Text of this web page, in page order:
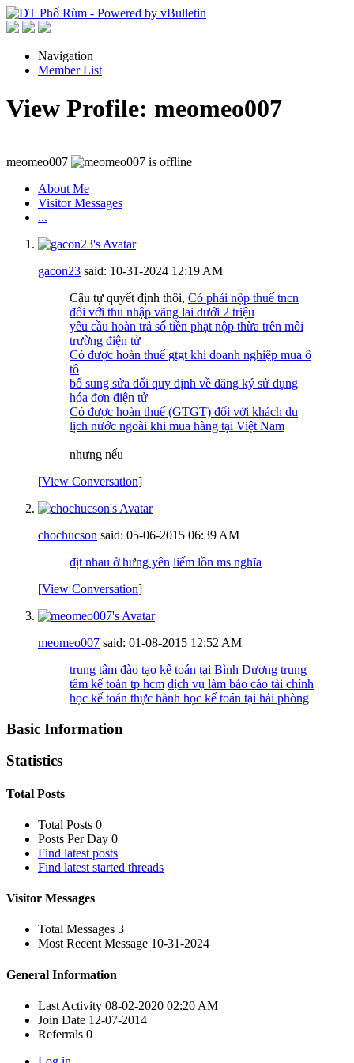
Navigation
Member List
View Profile: meomeo007
meomeo007
About Me
Visitor Messages
...
gacon23 said: 10-31-2024 12:19 AM
Cậu tự quyết định thôi, Có phải nộp thuế tncn
đối với thu nhập vãng lai dưới 2 triệu
yêu cầu hoàn trả số tiền phạt nộp thừa trên môi
trường điện tử
Có được hoàn thuế gtgt khi doanh nghiệp mua ô
tô
bổ sung sửa đổi quy định về đăng ký sử dụng
hóa đơn điện tử
Có được hoàn thuế (GTGT) đối với khách du
lịch nước ngoài khi mua hàng tại Việt Nam
nhưng nếu
[View Conversation]
chochucson said: 05-06-2015 06:39 AM
địt nhau ở hưng yên liếm lồn ms nghĩa
[View Conversation]
meomeo007 said: 01-08-2015 12:52 AM
trung tâm đào tạo kế toán tại Bình Dương trung
tâm kế toán tp hcm dịch vụ làm báo cáo tài chính
học kế toán thực hành học kế toán tại hải phòng
Basic Information
Statistics
Total Posts
Total Posts 0
Posts Per Day 0
Find latest posts
Find latest started threads
Visitor Messages
Total Messages 3
Most Recent Message 10-31-2024
General Information
Last Activity 08-02-2020 02:20 AM
Join Date 12-07-2014
Referrals 0